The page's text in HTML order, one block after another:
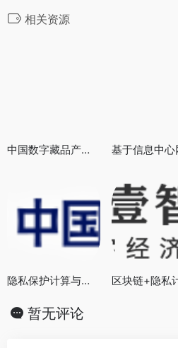
相关资源
中国数字藏品产业图谱研究报告
隐私保护计算与合规应用研究报告（2021年）
暂无评论